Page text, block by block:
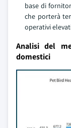
base di
che porterà
operativi
Analisi del
domestici